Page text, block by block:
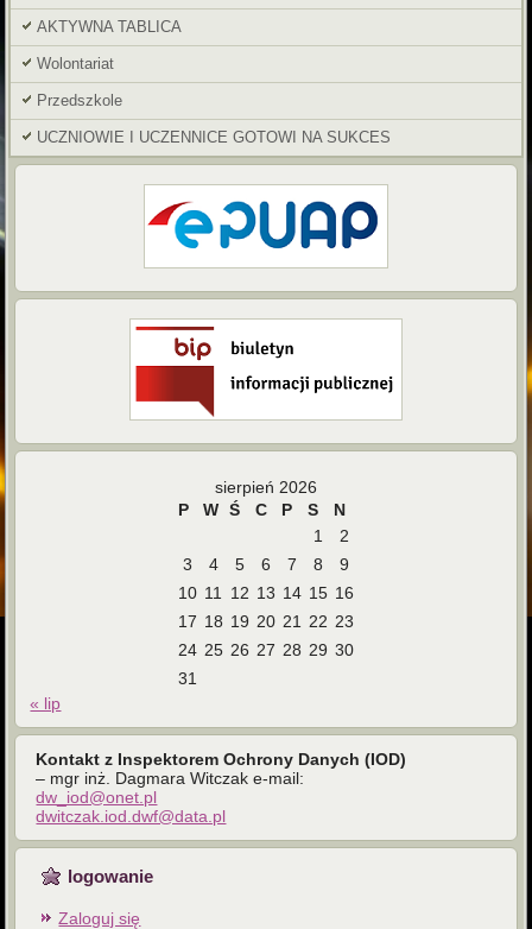
AKTYWNA TABLICA
Wolontariat
Przedszkole
UCZNIOWIE I UCZENNICE GOTOWI NA SUKCES
sierpień 2026
P
W Ś C P S
N
1
2
3
4 5 6 7 8
9
10 11 12 13 14 15 16
17 18 19 20 21 22 23
24 25 26 27 28 29 30
31
« lip
Kontakt z Inspektorem Ochrony Danych (IOD)
– mgr inż. Dagmara Witczak e-mail:
dw_iod@onet.pl
dwitczak.iod.dwf@data.pl
logowanie
Zaloguj się